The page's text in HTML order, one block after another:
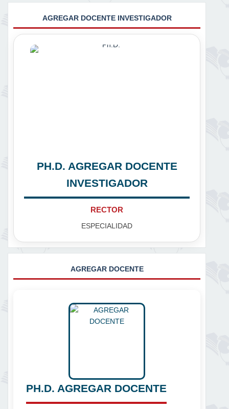
AGREGAR DOCENTE INVESTIGADOR
PH.D. AGREGAR DOCENTE
INVESTIGADOR
RECTOR
ESPECIALIDAD
AGREGAR DOCENTE
PH.D. AGREGAR DOCENTE